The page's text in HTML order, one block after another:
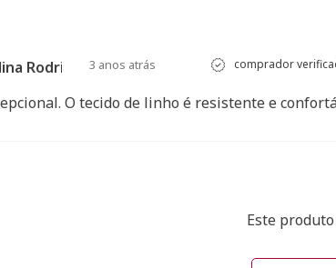
Rodrigues3 anos atrás comprador
O tecido de linho é resistente e
Este